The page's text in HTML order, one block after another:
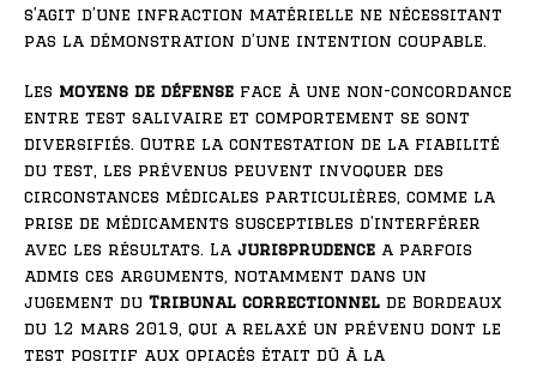
s’agit d’une infraction matérielle ne nécessitant
pas la démonstration d’une intention coupable.
Les moyens de défense face à une non-concordance
entre test salivaire et comportement se sont
diversifiés. Outre la contestation de la fiabilité
du test, les prévenus peuvent invoquer des
circonstances médicales particulières, comme la
prise de médicaments susceptibles d’interférer
avec les résultats. La jurisprudence a parfois
admis ces arguments, notamment dans un
jugement du Tribunal correctionnel de Bordeaux
du 12 mars 2019, qui a relaxé un prévenu dont le
test positif aux opiacés était dû à la